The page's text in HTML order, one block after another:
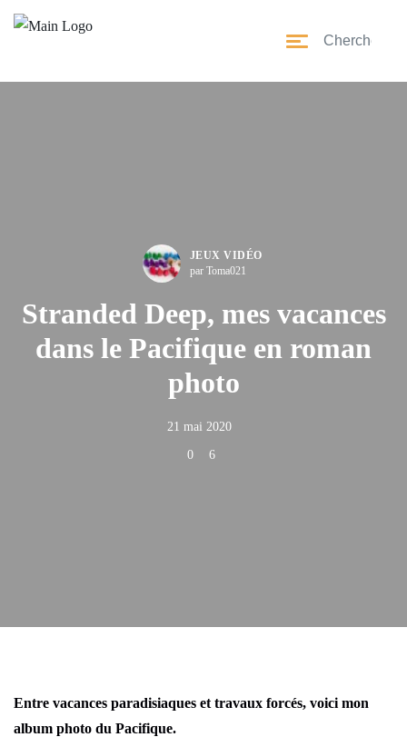
JEUX VIDÉO
par Toma021
Stranded Deep, mes vacances
dans le Pacifique en roman
photo
21 mai 2020
0 6
Entre vacances paradisiaques et travaux forcés, voici mon
album photo du Pacifique.